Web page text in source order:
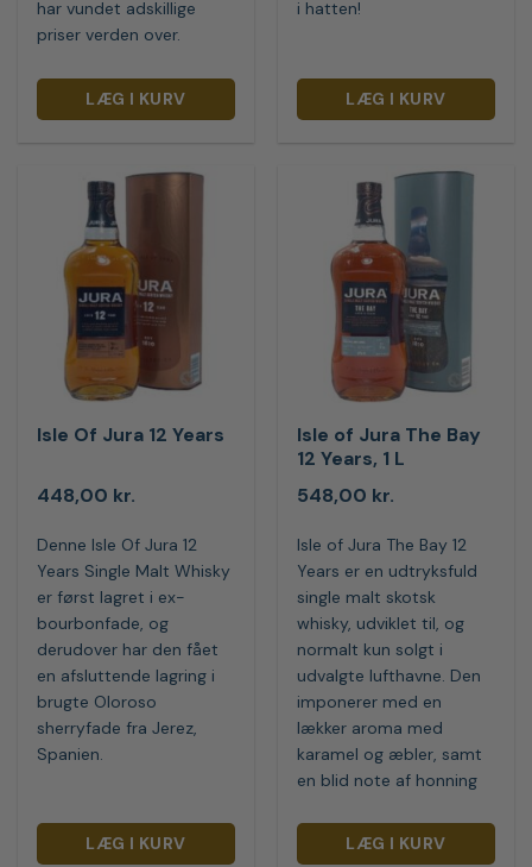
har vundet adskillige
priser verden over.
LÆG I KURV
i hatten!
LÆG I KURV
Isle Of Jura 12 Years
448,00 kr.
Denne Isle Of Jura 12
Years Single Malt Whisky
er først lagret i ex-
bourbonfade, og
derudover har den fået
en afsluttende lagring i
brugte Oloroso
sherryfade fra Jerez,
Spanien.
LÆG I KURV
Isle of Jura The Bay
12 Years, 1 L
548,00 kr.
Isle of Jura The Bay 12
Years er en udtryksfuld
single malt skotsk
whisky, udviklet til, og
normalt kun solgt i
udvalgte lufthavne. Den
imponerer med en
lækker aroma med
karamel og æbler, samt
en blid note af honning
LÆG I KURV